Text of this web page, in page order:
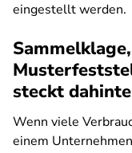
eingestellt werden.
Sammelklage,
steckt
Wenn viele
einem